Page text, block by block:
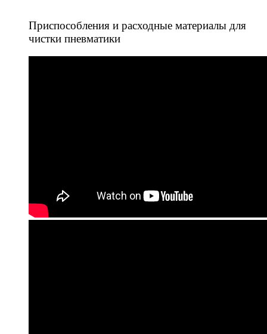
Приспособления и расходные материалы для
чистки пневматики